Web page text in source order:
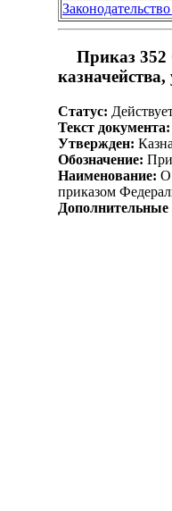
Приказ 352
Статус:
Текст документа:
Утвержден:
Обозначение:
Наименование: О
приказом
Дополнительные